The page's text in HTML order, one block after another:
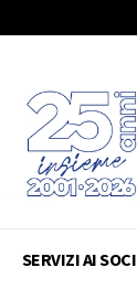
SERVIZI AI SOCI